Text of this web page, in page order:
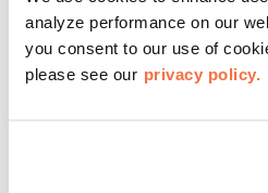
analyze performance on our
you consent to our use of
please see our privacy policy.